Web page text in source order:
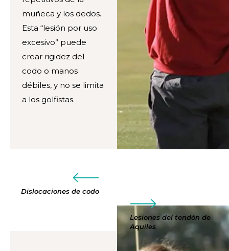
muñeca y los dedos.
Esta “lesión por uso
excesivo” puede
crear rigidez del
codo o manos
débiles, y no se limita
a los golfistas.
Dislocaciones de codo
Lesiones del tendón de
Aquiles